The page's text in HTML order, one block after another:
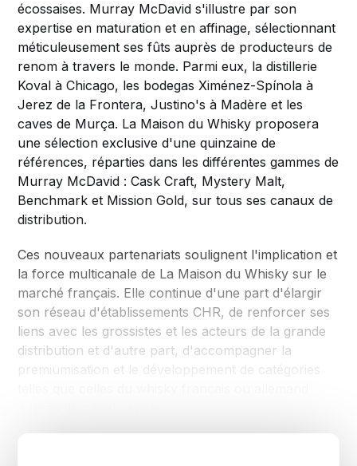
écossaises. Murray McDavid s'illustre par son
expertise en maturation et en affinage, sélectionnant
méticuleusement ses fûts auprès de producteurs de
renom à travers le monde. Parmi eux, la distillerie
Koval à Chicago, les bodegas Ximénez-Spínola à
Jerez de la Frontera, Justino's à Madère et les
caves de Murça. La Maison du Whisky proposera
une sélection exclusive d'une quinzaine de
références, réparties dans les différentes gammes de
Murray McDavid : Cask Craft, Mystery Malt,
Benchmark et Mission Gold, sur tous ses canaux de
distribution.
Ces nouveaux partenariats soulignent l'implication et
la force multicanale de La Maison du Whisky sur le
marché français. Elle continue d'une part d'élargir
son réseau d'établissements CHR, de renforcer ses
liens avec les grossistes et les acteurs de la grande
distribution et d'autre part, d'accompagner la
premiumisation et le développement de catégories